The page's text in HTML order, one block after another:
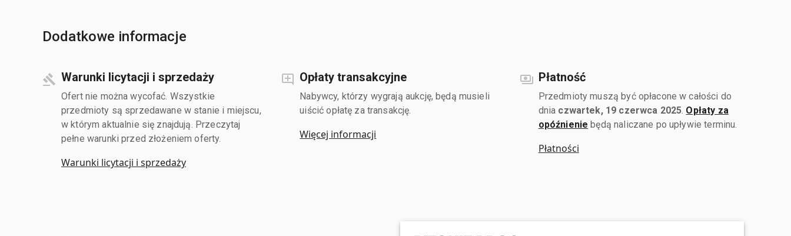
Dodatkowe informacje
Warunki licytacji i sprzedaży
Ofert nie można wycofać. Wszystkie
przedmioty są sprzedawane w stanie i miejscu,
w którym aktualnie się znajdują. Przeczytaj
pełne warunki przed złożeniem oferty.
Warunki licytacji i sprzedaży
Opłaty transakcyjne
Nabywcy, którzy wygrają aukcję, będą musieli
uiścić opłatę za transakcję.
Więcej informacji
Płatność
Przedmioty muszą być opłacone w całości do
dnia czwartek, 19 czerwca 2025 Opłaty za
opóźnienie będą naliczane po upływie terminu.
Płatności